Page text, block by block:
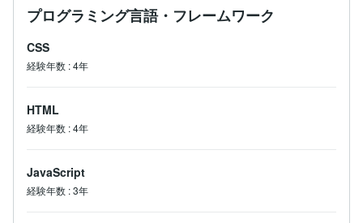
プログラミング言語・フレームワーク
CSS
経験年数 :4年
HTML
経験年数 :4年
JavaScript
経験年数 :3年